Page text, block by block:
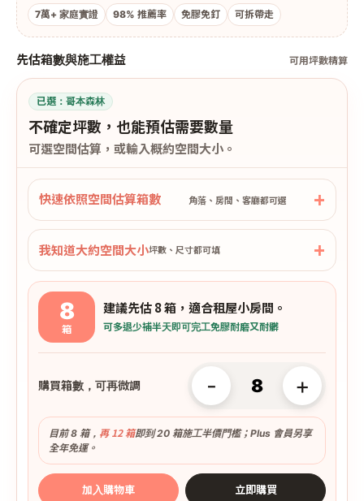
7萬+ 家庭實證 98% 推薦率 免膠免釘 可拆帶走
先估箱數與施工權益 可用坪數精算
已選： 哥本森林
不確定坪數，也能預估需要數量
可選空間估算，或輸入概約空間大小。
快速依照空間估算箱數 角落、房間、客廳都可選
我知道大約空間大小坪數、尺寸都可填
8
箱
建議先估 8 箱，適合租屋小房間。
可多退少補半天即可完工免膠耐磨又耐髒
購買箱數，可再微調 - +
目前 8 箱， 再 12 箱即到 20 箱施工半價門檻；Plus 會員另享
全年免運。
加入購物車 立即購買